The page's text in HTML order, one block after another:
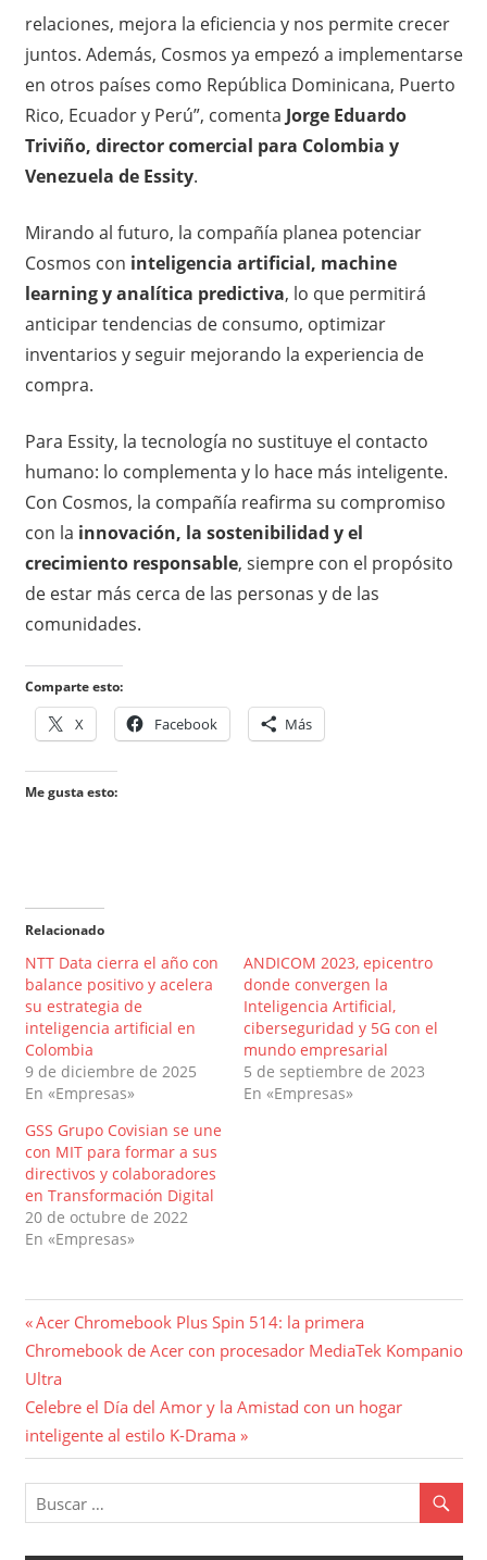
relaciones, mejora la eficiencia y nos permite crecer
juntos. Además, Cosmos ya empezó a implementarse
en otros países como República Dominicana, Puerto
Rico, Ecuador y Perú”, comenta Jorge Eduardo
Triviño, director comercial para Colombia y
Venezuela de Essity.
Mirando al futuro, la compañía planea potenciar
Cosmos con inteligencia artificial, machine
learning y analítica predictiva, lo que permitirá
anticipar tendencias de consumo, optimizar
inventarios y seguir mejorando la experiencia de
compra.
Para Essity, la tecnología no sustituye el contacto
humano: lo complementa y lo hace más inteligente.
Con Cosmos, la compañía reafirma su compromiso
con la innovación, la sostenibilidad y el
crecimiento responsable, siempre con el propósito
de estar más cerca de las personas y de las
comunidades.
Comparte esto:
X Facebook Más
Me gusta esto:
Relacionado
NTT Data cierra el año con
balance positivo y acelera
su estrategia de
inteligencia artificial en
Colombia
9 de diciembre de 2025
En «Empresas»
ANDICOM 2023, epicentro
donde convergen la
Inteligencia Artificial,
ciberseguridad y 5G con el
mundo empresarial
5 de septiembre de 2023
En «Empresas»
GSS Grupo Covisian se une
con MIT para formar a sus
directivos y colaboradores
en Transformación Digital
20 de octubre de 2022
En «Empresas»
Navegación
de
entradas
Entrada
anterior:
Acer Chromebook Plus Spin 514: la primera
Chromebook de Acer con procesador MediaTek Kompanio
Ultra
Entrada
siguiente:
Celebre el Día del Amor y la Amistad con un hogar
inteligente al estilo K-Drama